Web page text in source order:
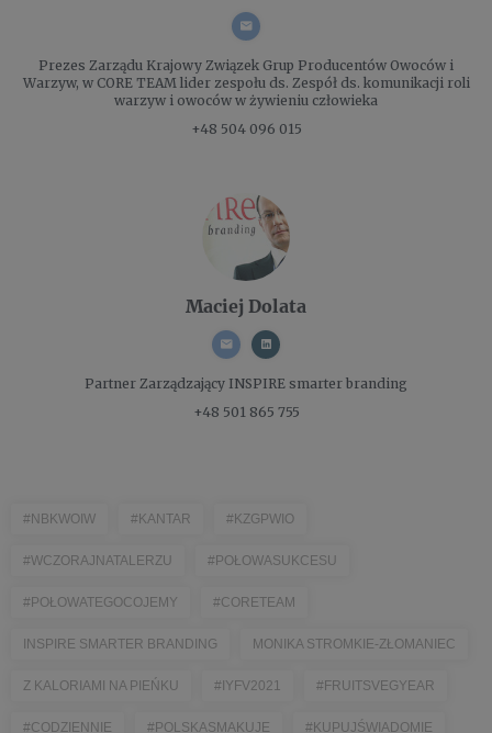
Prezes Zarządu Krajowy Związek Grup Producentów Owoców i
Warzyw, w CORE TEAM lider zespołu ds. Zespół ds. komunikacji roli
warzyw i owoców w żywieniu człowieka
+48 504 096 015
Maciej Dolata
Partner Zarządzający INSPIRE smarter branding
+48 501 865 755
#NBKWOIW #KANTAR #KZGPWIO
#WCZORAJNATALERZU #POŁOWASUKCESU
#POŁOWATEGOCOJEMY #CORETEAM
INSPIRE SMARTER BRANDING MONIKA STROMKIE-ZŁOMANIEC
Z KALORIAMI NA PIEŃKU #IYFV2021 #FRUITSVEGYEAR
#CODZIENNIE #POLSKASMAKUJE #KUPUJŚWIADOMIE